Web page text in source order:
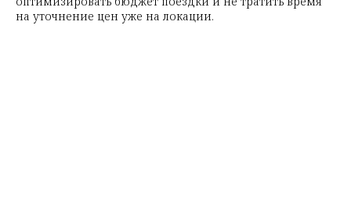
на уточнение цен уже на локации.